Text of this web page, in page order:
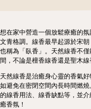
想在家中營造一個放鬆療癒的
文青格調。線香最早起源於宋
也稱為「臥香」。天然線香不
間，不論是檀香線香還是聖木線
天然線香是治癒身心靈的香氣
如避免在密閉空間內長時間燃
的線香用法、線香缺點等，並
癒香氛！